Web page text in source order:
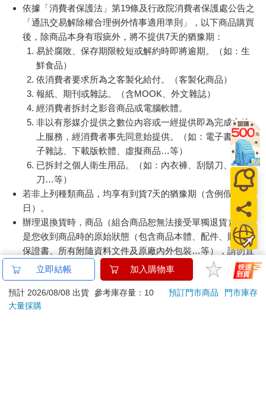
依據「消費者保護法」第19條及行政院消費者保護處公告之
「通訊交易解除權合理例外情事適用準則」，以下商品購買
後，除商品本身有瑕疵外，將不提供7天的猶豫期：
易於腐敗、保存期限較短或解約時即將逾期。（如：生
鮮食品）
依消費者要求所為之客製化給付。（客製化商品）
報紙、期刊或雜誌。（含MOOK、外文雜誌）
經消費者拆封之影音商品或電腦軟體。
非以有形媒介提供之數位內容或一經提供即為完成之線
上服務，經消費者事先同意始提供。（如：電子書、電
子雜誌、下載版軟體、虛擬商品…等）
已拆封之個人衛生用品。（如：內衣褲、刮鬍刀、除毛
刀…等）
若非上列種類商品，均享有到貨7天的猶豫期（含例假
日）。
辦理退換貨時，商品（組合商品恕無法接受單獨退貨）必須
是您收到商品時的原始狀態（包含商品本體、配件、贈品、
保證書、所有附隨資料文件及原廠內外包裝…等），請勿直
接使用原廠包裝寄送，或於原廠包裝上黏貼紙張或書寫文
字。
退回商品若無法回復原狀，將請您負擔回復原狀所需費用，
嚴重時將影響您的退貨權益。
立即結帳 加入購物車
預計 2026/08/08 出貨 參考庫存量：10 預訂門市商品
門市庫存
大量採購